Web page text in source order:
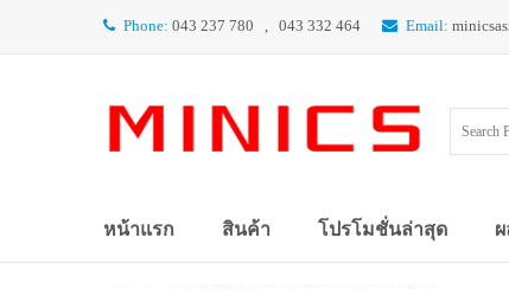
Phone: 043 237 780 , 043 332 464 Email:
หน้าแรก สินค้า โปรโมชั่นล่าสุด